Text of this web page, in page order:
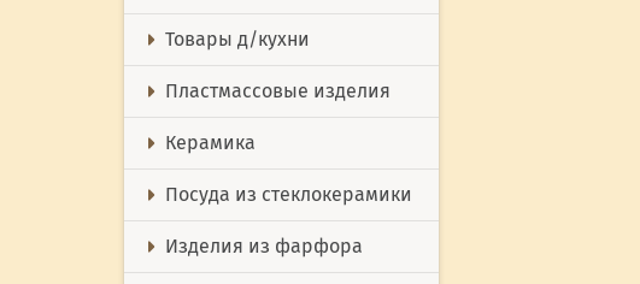
Товары д/кухни
Пластмассовые изделия
Керамика
Посуда из стеклокерамики
Изделия из фарфора